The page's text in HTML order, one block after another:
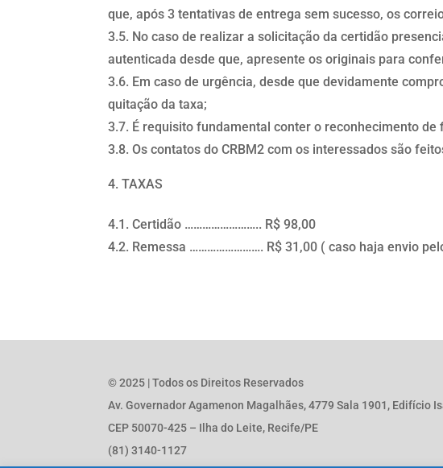
que, após 3 tentativas de entrega sem sucesso, os
3.5. No caso de realizar a solicitação da certidão
autenticada desde que, apresente os originais para
3.6. Em caso de urgência, desde que devidamente
quitação da taxa;
3.7. É requisito fundamental conter o reconhecimento de
3.8. Os contatos do CRBM2 com os interessados são
TAXAS
4.1. Certidão …………………….. R$ 98,00
4.2. Remessa ……………………. R$ 31,00 ( caso haja envio
© 2025 | Todos os Direitos Reservados
Av. Governador Agamenon Magalhães, 4779 Sala 1901, Edifício
CEP 50070-425 – Ilha do Leite, Recife/PE
(81) 3140-1127